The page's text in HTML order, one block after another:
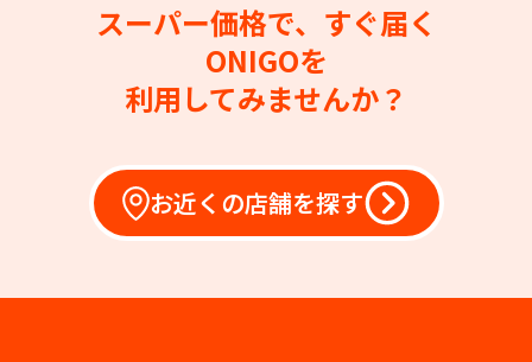
スーパー価格で、すぐ届く
ONIGOを
利用してみませんか？
お近くの店舗を探す